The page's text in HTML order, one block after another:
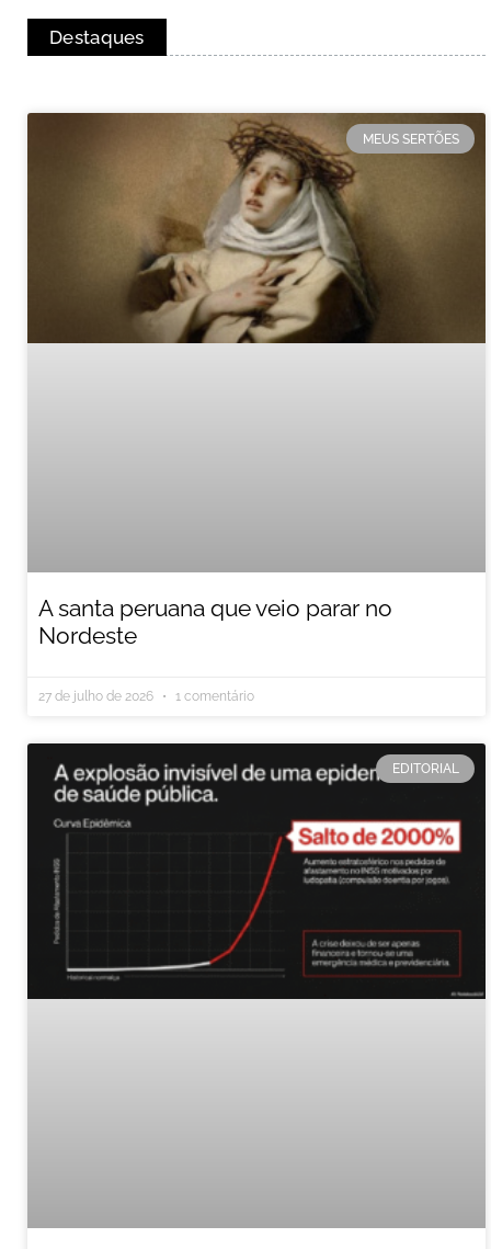
Destaques
MEUS SERTÕES
A santa peruana que veio parar no
Nordeste
27 de julho de 2026 1 comentário
EDITORIAL